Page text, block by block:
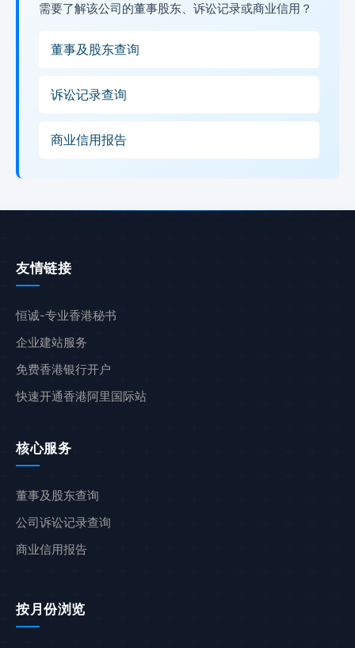
需要了解该公司的董事股东、诉讼记录或商业信用？
董事及股东查询
诉讼记录查询
商业信用报告
友情链接
恒诚-专业香港秘书
企业建站服务
免费香港银行开户
快速开通香港阿里国际站
核心服务
董事及股东查询
公司诉讼记录查询
商业信用报告
按月份浏览